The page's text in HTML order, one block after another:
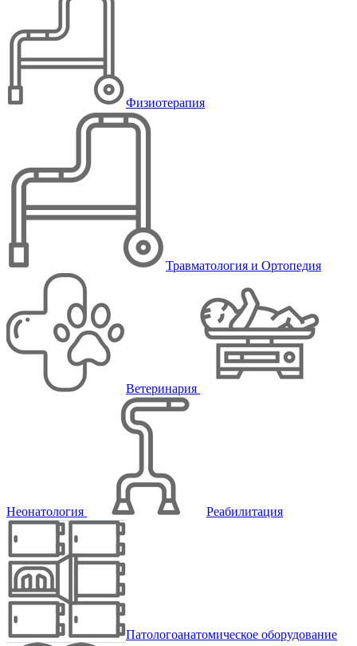
Физиотерапия
Травматология и Ортопедия
Ветеринария
Неонатология Реабилитация
Патологоанатомическое оборудование